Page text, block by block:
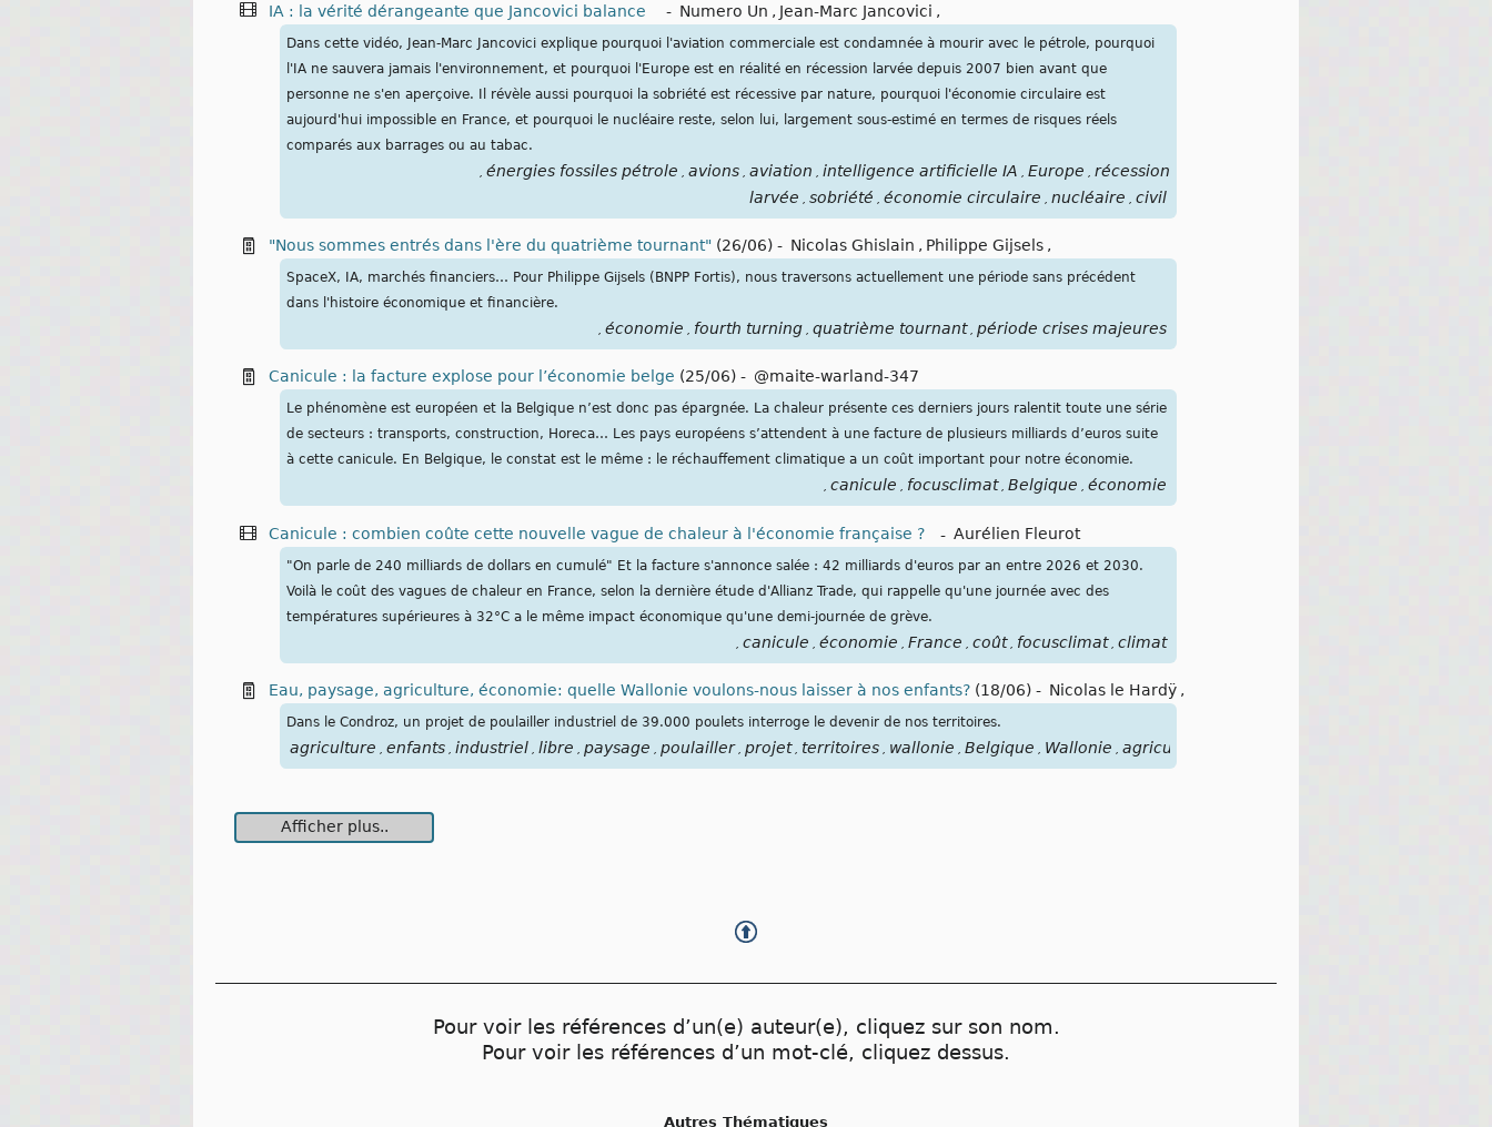
IA : la vérité dérangeante que Jancovici balance - Numero Un , Jean-Marc Jancovici ,
Dans cette vidéo, Jean-Marc Jancovici explique pourquoi l'aviation commerciale est condamnée à mourir avec le pétrole, pourquoi
l'IA ne sauvera jamais l'environnement, et pourquoi l'Europe est en réalité en récession larvée depuis 2007 bien avant que
personne ne s'en aperçoive. Il révèle aussi pourquoi la sobriété est récessive par nature, pourquoi l'économie circulaire est
aujourd'hui impossible en France, et pourquoi le nucléaire reste, selon lui, largement sous-estimé en termes de risques réels
comparés aux barrages ou au tabac.
énergies fossiles pétrole avions aviation intelligence artificielle IA Europe
récession
larvée
sobriété économie circulaire nucléaire civil
"Nous sommes entrés dans l'ère du quatrième tournant" (26/06) - Nicolas Ghislain , Philippe Gijsels ,
SpaceX, IA, marchés financiers… Pour Philippe Gijsels (BNPP Fortis), nous traversons actuellement une période sans précédent
dans l'histoire économique et financière.
économie fourth turning quatrième tournant période crises majeures
Canicule : la facture explose pour l’économie belge (25/06) - @maite-warland-347
Le phénomène est européen et la Belgique n’est donc pas épargnée. La chaleur présente ces derniers jours ralentit toute une série
de secteurs : transports, construction, Horeca… Les pays européens s’attendent à une facture de plusieurs milliards d’euros suite
à cette canicule. En Belgique, le constat est le même : le réchauffement climatique a un coût important pour notre économie.
canicule focusclimat Belgique économie
Canicule : combien coûte cette nouvelle vague de chaleur à l'économie française ? - Aurélien Fleurot
"On parle de 240 milliards de dollars en cumulé" Et la facture s'annonce salée : 42 milliards d'euros par an entre 2026 et 2030.
Voilà le coût des vagues de chaleur en France, selon la dernière étude d'Allianz Trade, qui rappelle qu'une journée avec des
températures supérieures à 32°C a le même impact économique qu'une demi-journée de grève.
, canicule , économie , France , coût , focusclimat , climat
Eau, paysage, agriculture, économie: quelle Wallonie voulons-nous laisser à nos enfants? (18/06) - Nicolas le Hardÿ ,
Dans le Condroz, un projet de poulailler industriel de 39.000 poulets interroge le devenir de nos territoires.
agriculture , enfants , industriel , libre , paysage , poulailler , projet , territoires , wallonie , Belgique , Wallonie , agriculture
Afficher plus..
Pour voir les références d’un(e) auteur(e), cliquez sur son nom.
Pour voir les références d’un mot-clé, cliquez dessus.
Autres Thématiques